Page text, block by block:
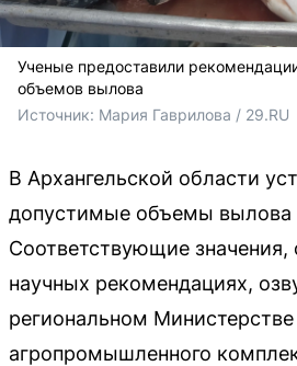
Ученые предоставили
объемов вылова
Источник: Мария Гаврилова / 29.RU
В Архангельской области
допустимые объемы вылова
Соответствующие значения,
научных рекомендациях,
региональном Министерстве
агропромышленного